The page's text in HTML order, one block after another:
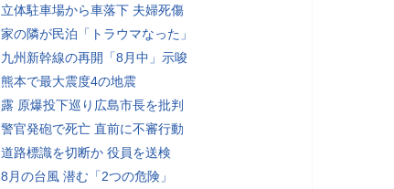
立体駐車場から車落下 夫婦死傷
家の隣が民泊「トラウマなった」
九州新幹線の再開「8月中」示唆
熊本で最大震度4の地震
露 原爆投下巡り広島市長を批判
警官発砲で死亡 直前に不審行動
道路標識を切断か 役員を送検
8月の台風 潜む「2つの危険」